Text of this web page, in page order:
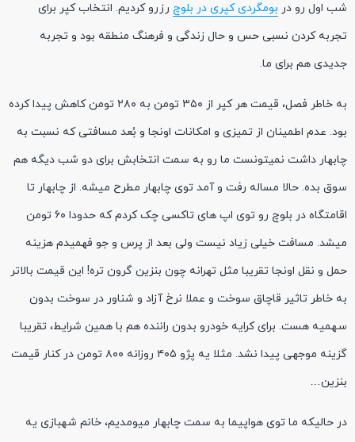
شب اول رو در بومگردی کپری در بلوچ رزرو کردیم. انتخاب کپر برای
تجربه کردن نسبی حس و حال زندگی و فرهنگ منطقه بود و تجربه
جدیدی هم برای ما.
به خاطر فصل، قیمت هر کپر از ۳۵۰ تومن به ۲۸۰ تومن کاهش پیدا کرده
بود. عدم اطمینان از تمیزی و امکانات اونجا و بُعد مسافتی که نسبت به
چابهار داشت نمیتونست ما رو به سمت انتخابش برای دو شب دیگه هم
سوق بده. حالا مساله رفت و آمد توی چابهار مطرح میشه. از چابهار تا
اقامتگاه در بلوچ رو توی اپ های تاکسی چک کردم که حدودا ۶۰ تومن
میشد. مسافت خیلی زیاد نیست ولی بعد از پرس و جو فهمیدم هزینه
حمل و نقل اونجا تقریبا مثل تهرانه چون بنزین گرون تره! این قیمت بالاتر
به خاطر تاثیر قاچاق سوخت و عملا نرخ آزاد و شناور در سوخت بدون
سهمیه هست. برای کرایه خودرو بدون راننده هم با همین شرایط، تقریبا
گزینه موجهی پیدا نشد. مثلا یه پژو ۴۰۵ روزانه ۸۰۰ تومن در کنار قیمت
بنزین…
در حالیکه ما توی هواپیما به سمت چابهار میومدیم، خانم شهبازی یه